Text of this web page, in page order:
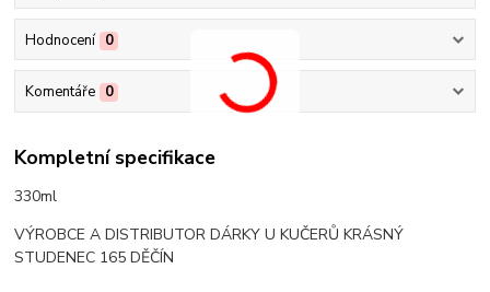
Hodnocení 0
Komentáře 0
Kompletní specifikace
330ml
VÝROBCE A DISTRIBUTOR DÁRKY U KUČERŮ KRÁSNÝ
STUDENEC 165 DĚČÍN